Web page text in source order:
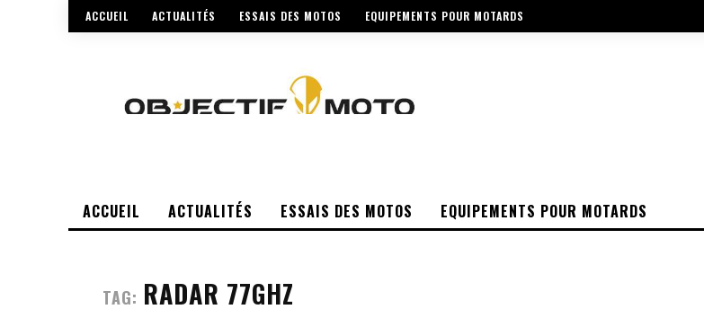
ACCUEIL ACTUALITÉS ESSAIS DES MOTOS EQUIPEMENTS POUR MOTARDS
ACCUEIL ACTUALITÉS ESSAIS DES MOTOS EQUIPEMENTS POUR MOTARDS
TAG: RADAR 77GHZ